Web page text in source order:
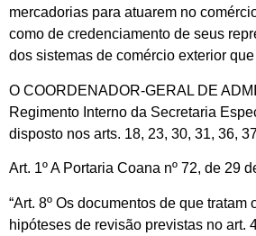
mercadorias para atuarem no
como de credenciamento de seus
dos sistemas de comércio exterior
O COORDENADOR-GERAL DE
Regimento Interno da Secretaria
disposto nos arts. 18, 23, 30, 31, 36,
Art. 1º A Portaria Coana nº 72, de 29
“Art. 8º Os documentos de que
hipóteses de revisão previstas no art.